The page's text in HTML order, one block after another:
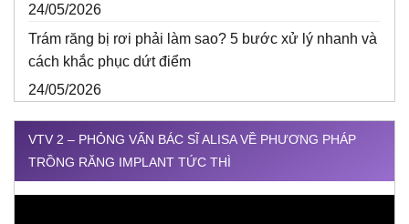
24/05/2026
Trám răng bị rơi phải làm sao? 5 bước xử lý nhanh và
cách khắc phục dứt điểm
24/05/2026
VTV 2 – PHỎNG VẤN BÁC SĨ ALISA VỀ PHƯƠNG PHÁP
TRỒNG RĂNG IMPLANT TỨC THÌ